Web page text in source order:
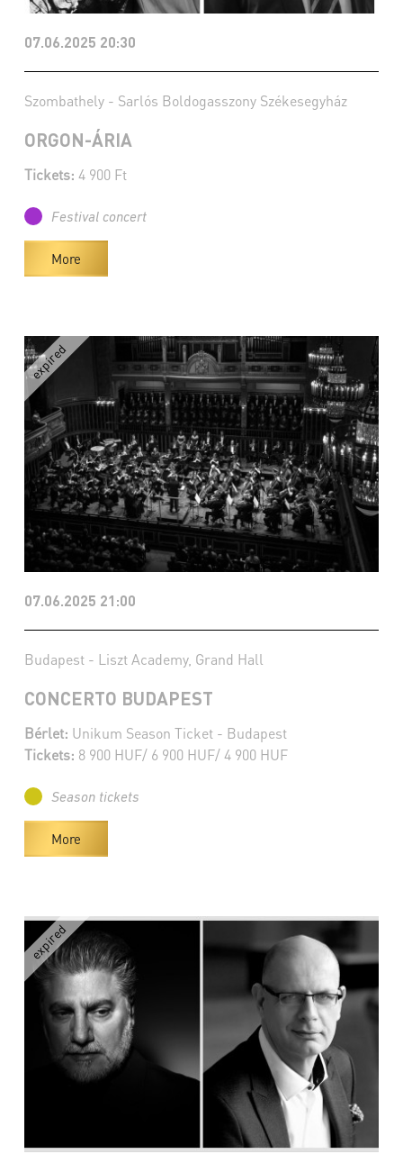
07.06.2025 20:30
Szombathely - Sarlós Boldogasszony Székesegyház
ORGON-ÁRIA
Tickets: 4 900 Ft
Festival concert
More
07.06.2025 21:00
Budapest - Liszt Academy, Grand Hall
CONCERTO BUDAPEST
Bérlet: Unikum Season Ticket - Budapest
Tickets: 8 900 HUF/ 6 900 HUF/ 4 900 HUF
Season tickets
More